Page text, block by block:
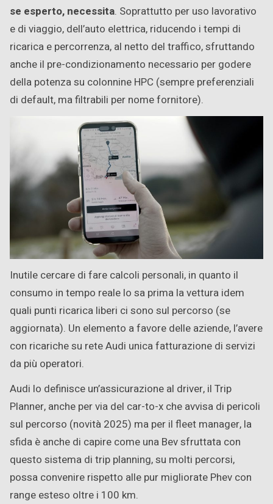
se esperto, necessita. Soprattutto per uso lavorativo
e di viaggio, dell’auto elettrica, riducendo i tempi di
ricarica e percorrenza, al netto del traffico, sfruttando
anche il pre-condizionamento necessario per godere
della potenza su colonnine HPC (sempre preferenziali
di default, ma filtrabili per nome fornitore).
Inutile cercare di fare calcoli personali, in quanto il
consumo in tempo reale lo sa prima la vettura idem
quali punti ricarica liberi ci sono sul percorso (se
aggiornata). Un elemento a favore delle aziende, l’avere
con ricariche su rete Audi unica fatturazione di servizi
da più operatori.
Audi lo definisce un’assicurazione al driver, il Trip
Planner, anche per via del car-to-x che avvisa di pericoli
sul percorso (novità 2025) ma per il fleet manager, la
sfida è anche di capire come una Bev sfruttata con
questo sistema di trip planning, su molti percorsi,
possa convenire rispetto alle pur migliorate Phev con
range esteso oltre i 100 km.